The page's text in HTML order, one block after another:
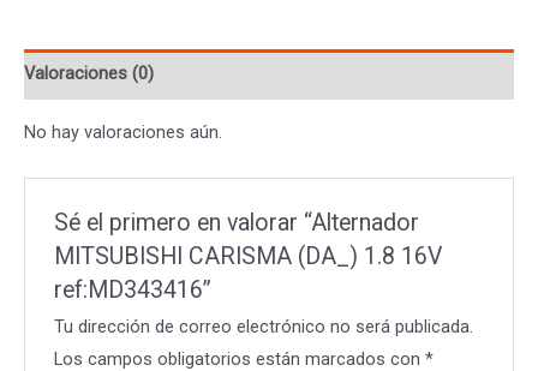
ref:MD343416
Valoraciones (0)
No hay valoraciones aún.
Sé el primero en valorar “Alternador
MITSUBISHI CARISMA (DA_) 1.8 16V
ref:MD343416”
Tu dirección de correo electrónico no será publicada.
Los campos obligatorios están marcados con*